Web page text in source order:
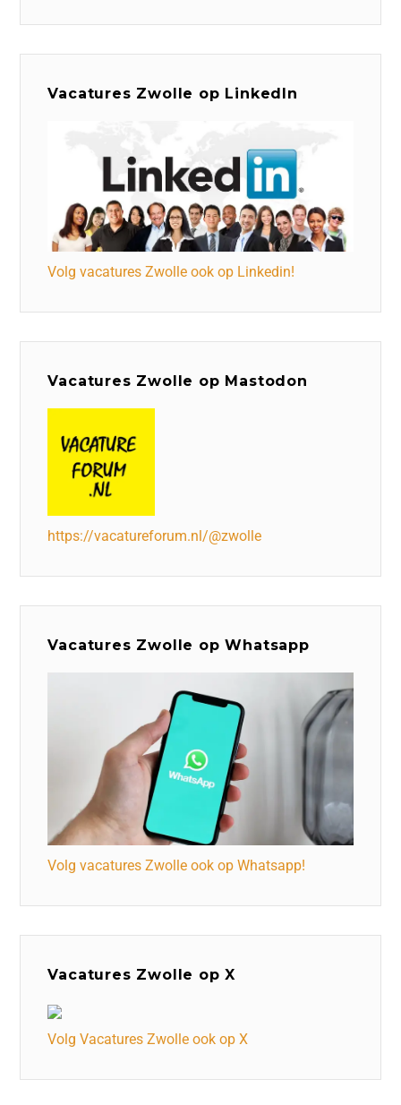
Vacatures Zwolle op LinkedIn
Volg vacatures Zwolle ook op Linkedin!
Vacatures Zwolle op Mastodon
https://vacatureforum.nl/@zwolle
Vacatures Zwolle op Whatsapp
Volg vacatures Zwolle ook op Whatsapp!
Vacatures Zwolle op X
Volg Vacatures Zwolle ook op X